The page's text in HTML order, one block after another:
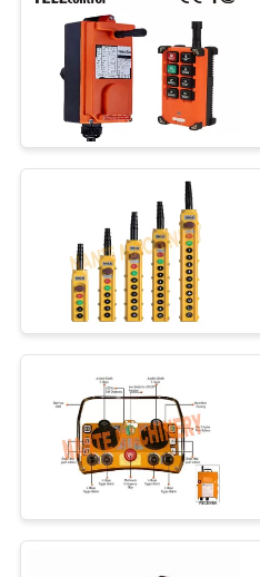
CALIDAD
CONTÁCTENOS
SOLICITAR
COTIZACIÓN
COMPANY
NEWS
MAPA
DEL
SITIO